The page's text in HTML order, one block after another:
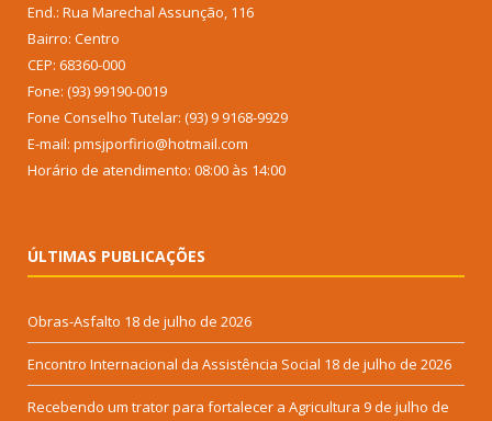
End.: Rua Marechal Assunção, 116
Bairro: Centro
CEP: 68360-000
Fone: (93) 99190-0019
Fone Conselho Tutelar: (93) 9 9168-9929
E-mail: pmsjporfirio@hotmail.com
Horário de atendimento: 08:00 às 14:00
ÚLTIMAS PUBLICAÇÕES
Obras-Asfalto 18 de julho de 2026
Encontro Internacional da Assistência Social 18 de julho de 2026
Recebendo um trator para fortalecer a Agricultura 9 de julho de